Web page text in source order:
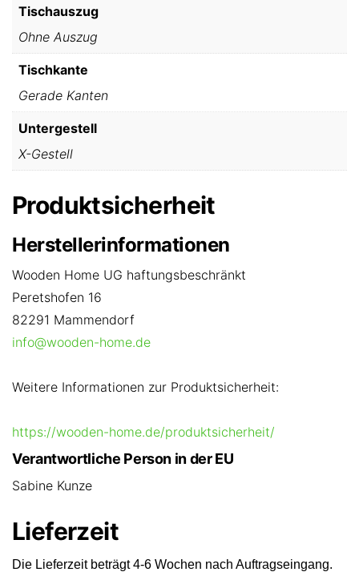
Tischauszug
Ohne Auszug
Tischkante
Gerade Kanten
Untergestell
X-Gestell
Produktsicherheit
Herstellerinformationen
Wooden Home UG haftungsbeschränkt
Peretshofen 16
82291 Mammendorf
info@wooden-home.de
Weitere Informationen zur Produktsicherheit:
https://wooden-home.de/produktsicherheit/
Verantwortliche Person in der EU
Sabine Kunze
Lieferzeit
Die Lieferzeit beträgt 4-6 Wochen nach Auftragseingang.